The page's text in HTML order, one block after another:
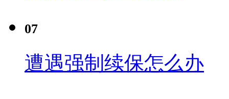
07
遭遇强制续保怎么办